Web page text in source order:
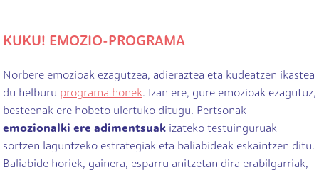
KUKU! EMOZIO-PROGRAMA
Norbere emozioak ezagutzea, adieraztea eta kudeatzen ikastea
du helburu programa honek. Izan ere, gure emozioak ezagutuz,
besteenak ere hobeto ulertuko ditugu. Pertsonak
emozionalki ere adimentsuak izateko testuinguruak
sortzen laguntzeko estrategiak eta baliabideak eskaintzen ditu.
Baliabide horiek, gainera, esparru anitzetan dira erabilgarriak,